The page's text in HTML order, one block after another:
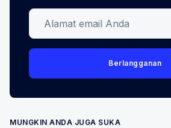
Alamat email Anda
Berlangganan
MUNGKIN ANDA JUGA SUKA